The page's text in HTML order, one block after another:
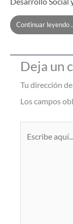
Continuar leyendo
Deja un
Tu dirección
Los campos